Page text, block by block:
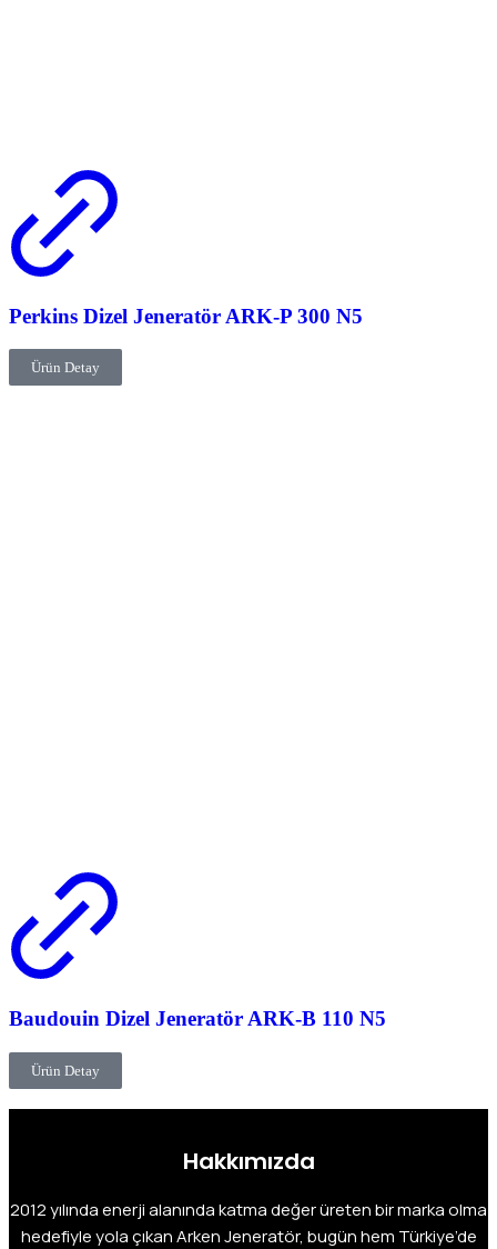
Perkins Dizel Jeneratör ARK-P 300 N5
Ürün Detay
Baudouin Dizel Jeneratör ARK-B 110 N5
Ürün Detay
Hakkımızda
2012 yılında enerji alanında katma değer üreten bir marka olma
hedefiyle yola çıkan Arken Jeneratör, bugün hem Türkiye’de